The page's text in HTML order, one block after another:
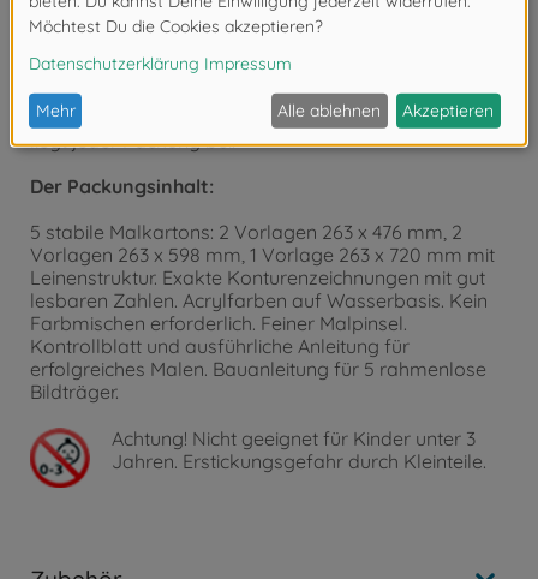
malerische Können auch des geübten Hobbymalers.
das vom Hobbymaler voller Stolz präsentierte fertige
Werk löst beim staunenden Betrachter Lob und
Bewunderung aus. Eine Bauanleitung für 5 Bildträger
liegt jeder Packung bei.
Der Packungsinhalt:
5 stabile Malkartons: 2 Vorlagen 263 x 476 mm, 2
Vorlagen 263 x 598 mm, 1 Vorlage 263 x 720 mm mit
Leinenstruktur. Exakte Konturenzeichnungen mit gut
lesbaren Zahlen. Acrylfarben auf Wasserbasis. Kein
Farbmischen erforderlich. Feiner Malpinsel.
Kontrollblatt und ausführliche Anleitung für
erfolgreiches Malen. Bauanleitung für 5 rahmenlose
Bildträger.
Achtung! Nicht geeignet für Kinder unter 3
Jahren. Erstickungsgefahr durch Kleinteile.